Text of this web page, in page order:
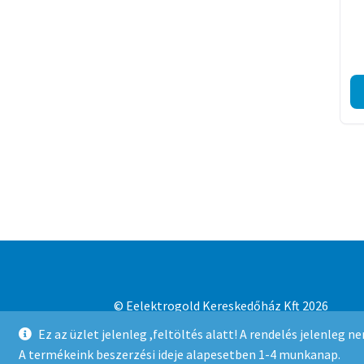
Ez az üzlet jelenleg ,feltöltés alatt! A rendelés jelenleg
A termékeink beszerzési ideje alapesetben 1-4 munkanap.
© Eelektrogold Kereskedőház Kft 2026
Adatvédelmi irányelvek
Built with